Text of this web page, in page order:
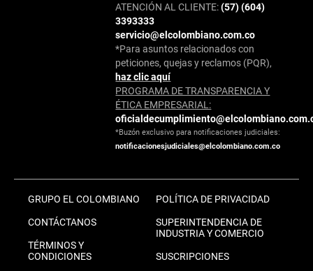
ATENCIÓN AL CLIENTE:(57) (604)
3393333
servicio@elcolombiano.com.co
*Para asuntos relacionados con
peticiones, quejas y reclamos (PQR),
haz clic aquí
PROGRAMA DE TRANSPARENCIA Y
ÉTICA EMPRESARIAL:
*Buzón exclusivo para notificaciones judiciales:
notificacionesjudiciales@elcolombiano.com.co
GRUPO EL COLOMBIANO
CONTÁCTANOS
TÉRMINOS Y
CONDICIONES
POLÍTICA DE PRIVACIDAD
SUPERINTENDENCIA DE
INDUSTRIA Y COMERCIO
SUSCRIPCIONES